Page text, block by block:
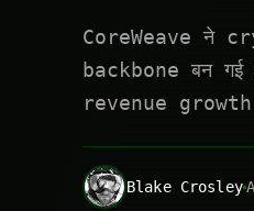
CoreWeave ने
backbone बन
revenue growth
Blake Crosley